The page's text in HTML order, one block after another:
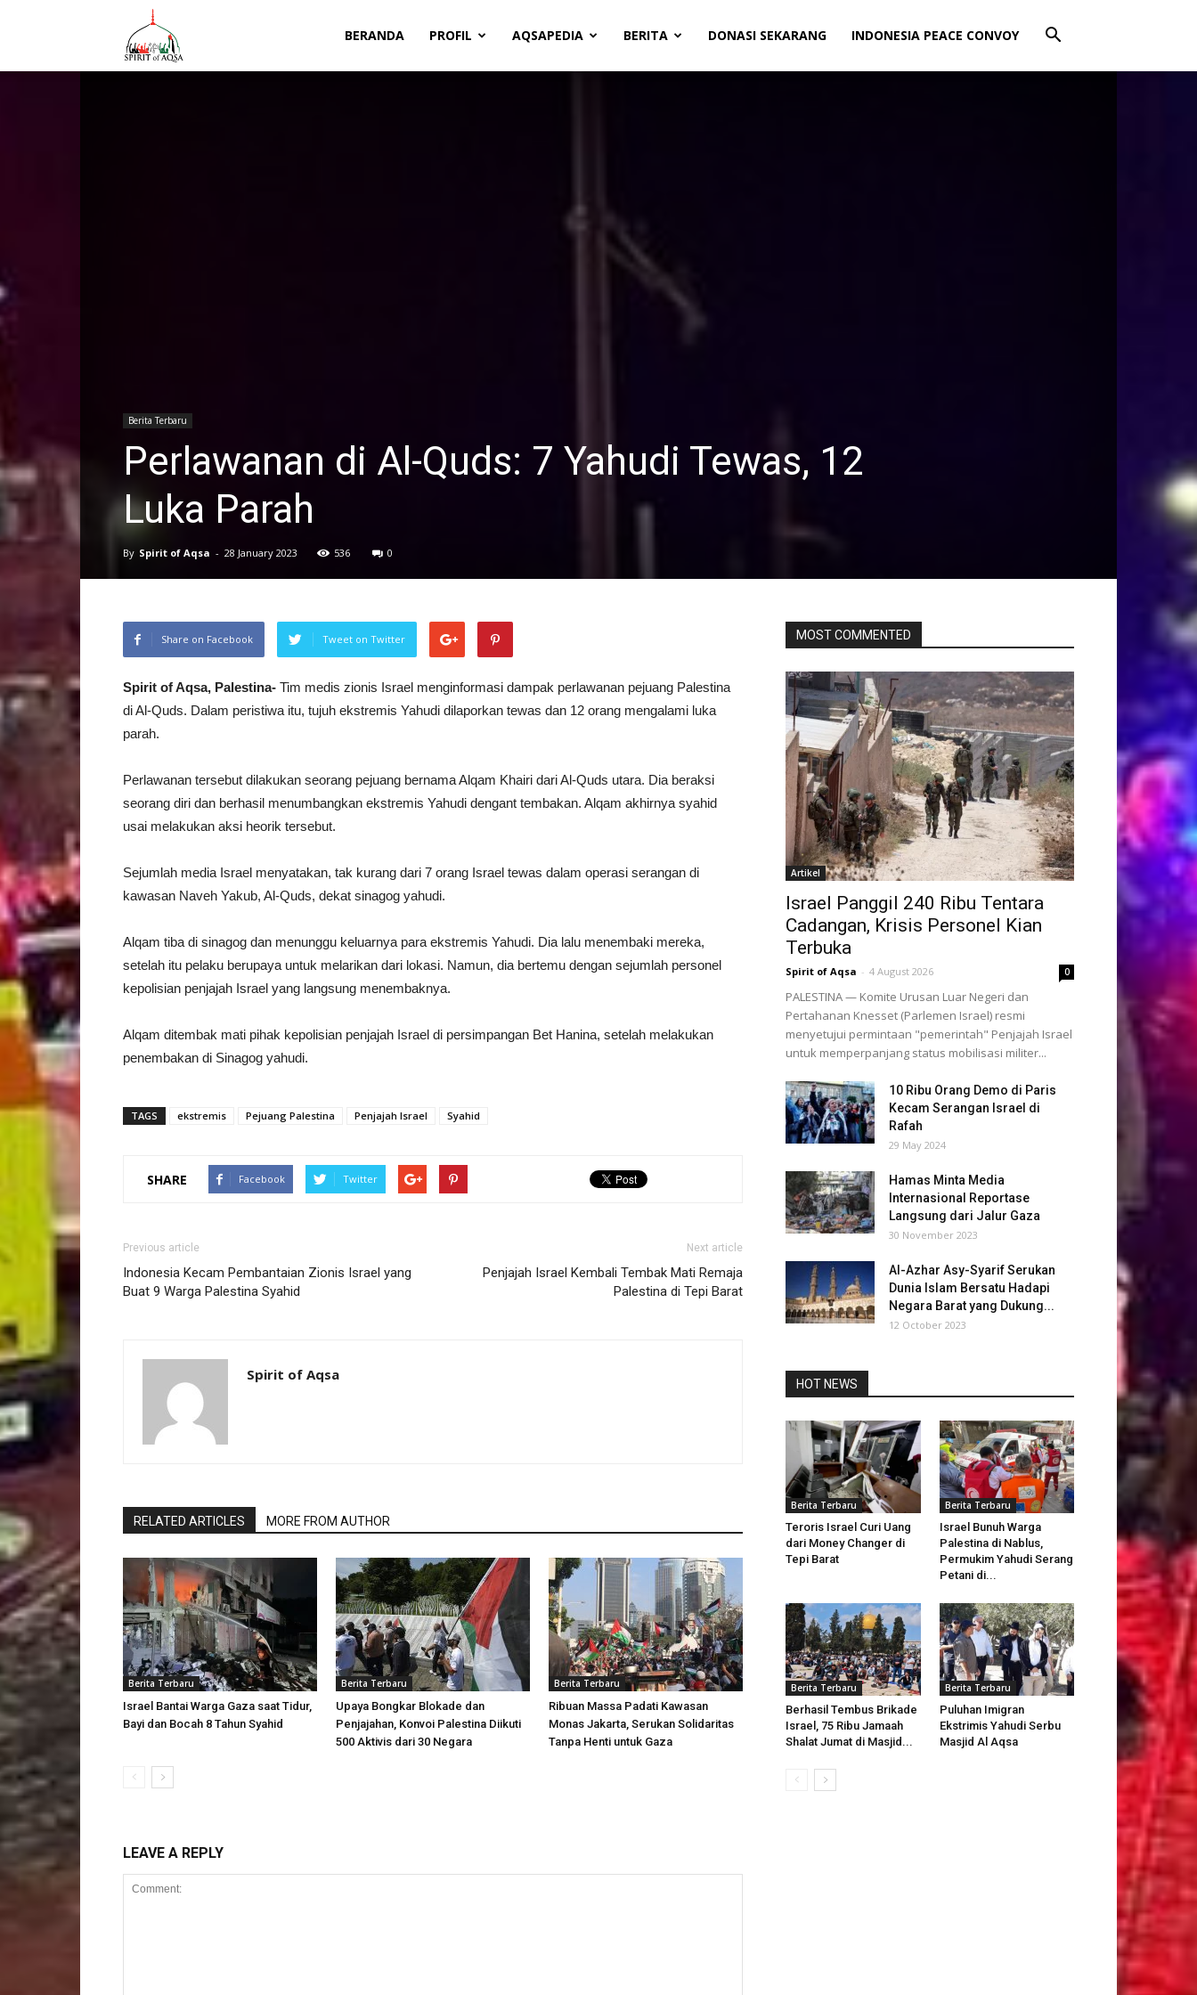
BERANDA PROFIL AQSAPEDIA BERITA DONASI SEKARANG INDONESIA PEACE CONVOY
Berita Terbaru
Perlawanan di Al-Quds: 7 Yahudi Tewas, 12
Luka Parah
By Spirit of Aqsa - 28 January 2023 536 0
Share on Facebook Tweet on Twitter
Spirit of Aqsa, Palestina- Tim medis zionis Israel menginformasi dampak perlawanan pejuang Palestina
di Al-Quds. Dalam peristiwa itu, tujuh ekstremis Yahudi dilaporkan tewas dan 12 orang mengalami luka
parah.
Perlawanan tersebut dilakukan seorang pejuang bernama Alqam Khairi dari Al-Quds utara. Dia beraksi
seorang diri dan berhasil menumbangkan ekstremis Yahudi dengant tembakan. Alqam akhirnya syahid
usai melakukan aksi heorik tersebut.
Sejumlah media Israel menyatakan, tak kurang dari 7 orang Israel tewas dalam operasi serangan di
kawasan Naveh Yakub, Al-Quds, dekat sinagog yahudi.
Alqam tiba di sinagog dan menunggu keluarnya para ekstremis Yahudi. Dia lalu menembaki mereka,
setelah itu pelaku berupaya untuk melarikan dari lokasi. Namun, dia bertemu dengan sejumlah personel
kepolisian penjajah Israel yang langsung menembaknya.
Alqam ditembak mati pihak kepolisian penjajah Israel di persimpangan Bet Hanina, setelah melakukan
penembakan di Sinagog yahudi.
TAGS ekstremis Pejuang Palestina Penjajah Israel Syahid
SHARE Facebook Twitter
Previous article
Indonesia Kecam Pembantaian Zionis Israel yang
Buat 9 Warga Palestina Syahid
Next article
Penjajah Israel Kembali Tembak Mati Remaja
Palestina di Tepi Barat
Spirit of Aqsa
RELATED ARTICLES MORE FROM AUTHOR
Berita Terbaru
Israel Bantai Warga Gaza saat Tidur,
Bayi dan Bocah 8 Tahun Syahid
Berita Terbaru
Upaya Bongkar Blokade dan
Penjajahan, Konvoi Palestina Diikuti
500 Aktivis dari 30 Negara
Berita Terbaru
Ribuan Massa Padati Kawasan
Monas Jakarta, Serukan Solidaritas
Tanpa Henti untuk Gaza
LEAVE A REPLY
MOST COMMENTED
Artikel
Israel Panggil 240 Ribu Tentara
Cadangan, Krisis Personel Kian
Terbuka
Spirit of Aqsa - 4 August 2026 0
PALESTINA — Komite Urusan Luar Negeri dan
Pertahanan Knesset (Parlemen Israel) resmi
menyetujui permintaan "pemerintah" Penjajah Israel
untuk memperpanjang status mobilisasi militer...
10 Ribu Orang Demo di Paris
Kecam Serangan Israel di
Rafah
29 May 2024
Hamas Minta Media
Internasional Reportase
Langsung dari Jalur Gaza
30 November 2023
Al-Azhar Asy-Syarif Serukan
Dunia Islam Bersatu Hadapi
Negara Barat yang Dukung...
12 October 2023
HOT NEWS
Berita Terbaru
Teroris Israel Curi Uang
dari Money Changer di
Tepi Barat
Berita Terbaru
Israel Bunuh Warga
Palestina di Nablus,
Permukim Yahudi Serang
Petani di...
Berita Terbaru
Berhasil Tembus Brikade
Israel, 75 Ribu Jamaah
Shalat Jumat di Masjid...
Berita Terbaru
Puluhan Imigran
Ekstrimis Yahudi Serbu
Masjid Al Aqsa